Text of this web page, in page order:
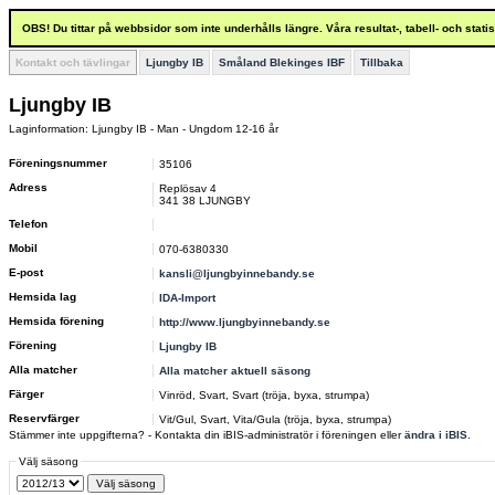
OBS! Du tittar på webbsidor som inte underhålls längre. Våra resultat-, tabell- och
Kontakt och tävlingar Ljungby IB Småland Blekinges IBF Tillbaka
Ljungby IB
Laginformation: Ljungby IB - Man - Ungdom 12-16 år
Föreningsnummer
35106
Adress
Replösav 4
341 38 LJUNGBY
Telefon
Mobil
070-6380330
E-post
kansli@ljungbyinnebandy.se
Hemsida lag
IDA-Import
Hemsida förening
http://www.ljungbyinnebandy.se
Förening
Ljungby IB
Alla matcher
Alla matcher aktuell säsong
Färger
Vinröd, Svart, Svart (tröja, byxa, strumpa)
Reservfärger
Vit/Gul, Svart, Vita/Gula (tröja, byxa, strumpa)
Stämmer inte uppgifterna? - Kontakta din iBIS-administratör i föreningen ellerändra i iBIS
Välj säsong